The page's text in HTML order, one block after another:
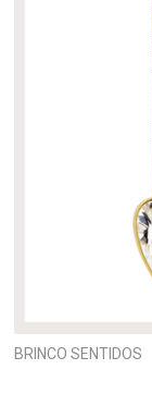
BRINCO SENTIDOS